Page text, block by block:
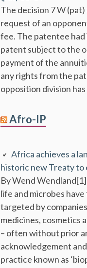
The decision 7 W
request of an
fee. The patentee
patent subject to the
payment of the
any rights from the
opposition division
Afro-IP
Africa achieves a
historic new Treaty to
By Wend
life and microbes
targeted by
medicines, cosmetics
– often without prior
acknowledgement
practice known as